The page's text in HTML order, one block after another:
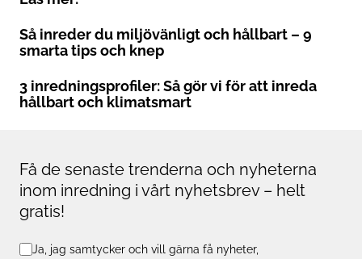
Så inreder du miljövänligt och hållbart – 9
smarta tips och knep
3 inredningsprofiler: Så gör vi för att inreda
hållbart och klimatsmart
Få de senaste trenderna och nyheterna
inom inredning i vårt nyhetsbrev – helt
gratis!
Ja, jag samtycker och vill gärna få nyheter,